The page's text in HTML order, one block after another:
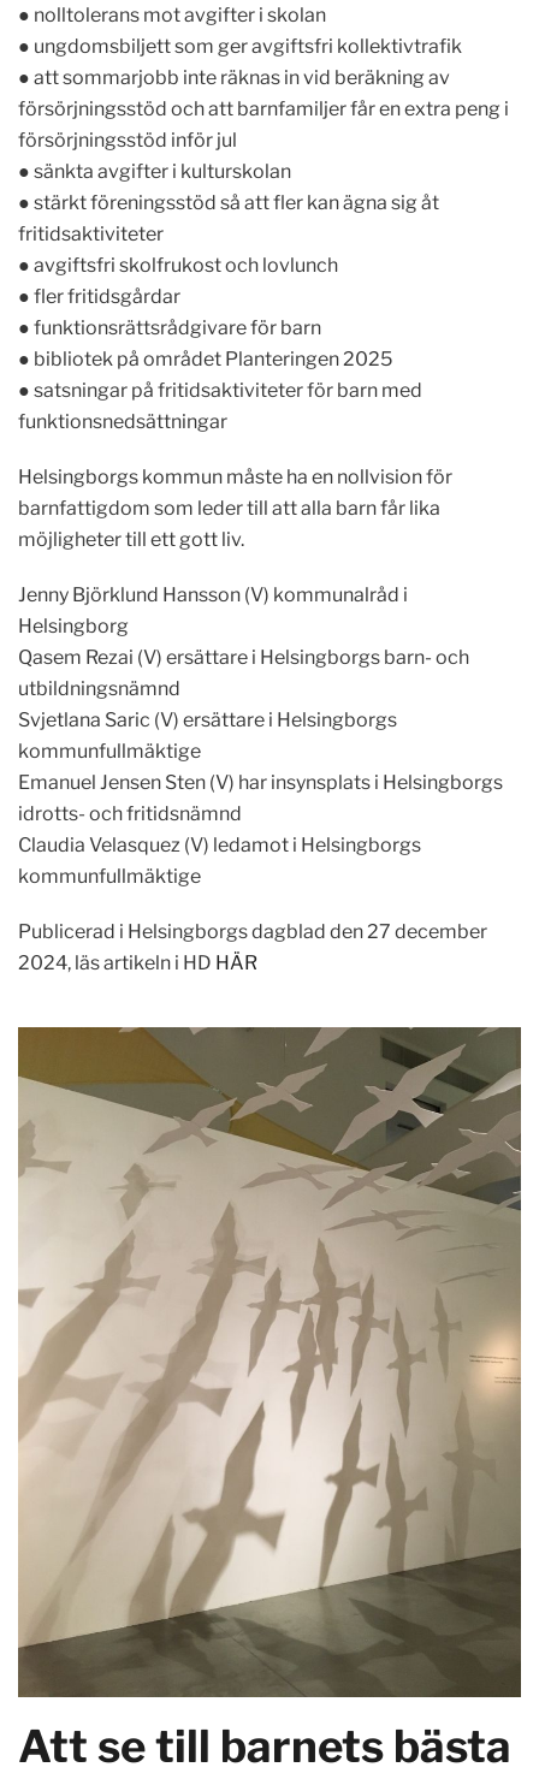
● nolltolerans mot avgifter i skolan
● ungdomsbiljett som ger avgiftsfri kollektivtrafik
● att sommarjobb inte räknas in vid beräkning av
försörjningsstöd och att barnfamiljer får en extra peng i
försörjningsstöd inför jul
● sänkta avgifter i kulturskolan
● stärkt föreningsstöd så att fler kan ägna sig åt
fritidsaktiviteter
● avgiftsfri skolfrukost och lovlunch
● fler fritidsgårdar
● funktionsrättsrådgivare för barn
● bibliotek på området Planteringen 2025
● satsningar på fritidsaktiviteter för barn med
funktionsnedsättningar
Helsingborgs kommun måste ha en nollvision för
barnfattigdom som leder till att alla barn får lika
möjligheter till ett gott liv.
Jenny Björklund Hansson (V) kommunalråd i
Helsingborg
Qasem Rezai (V) ersättare i Helsingborgs barn- och
utbildningsnämnd
Svjetlana Saric (V) ersättare i Helsingborgs
kommunfullmäktige
Emanuel Jensen Sten (V) har insynsplats i Helsingborgs
idrotts- och fritidsnämnd
Claudia Velasquez (V) ledamot i Helsingborgs
kommunfullmäktige
Publicerad i Helsingborgs dagblad den 27 december
2024, läs artikeln i HD HÄR
Att se till barnets bästa